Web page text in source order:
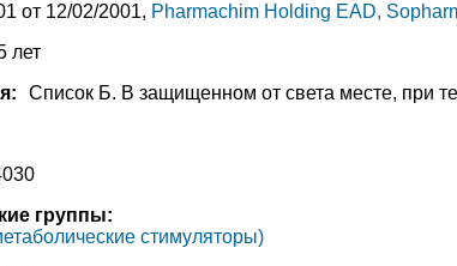
от 12/02/2001, Pharmachim Holding EAD,
лет
Список Б. В защищенном от света месте, при
группы:
стимуляторы)